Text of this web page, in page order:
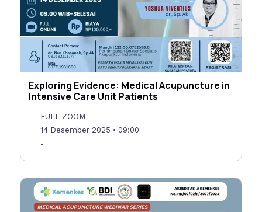
Exploring Evidence: Medical Acupuncture in
Intensive Care Unit Patients
FULL ZOOM
14 Desember 2025 • 09:00
-